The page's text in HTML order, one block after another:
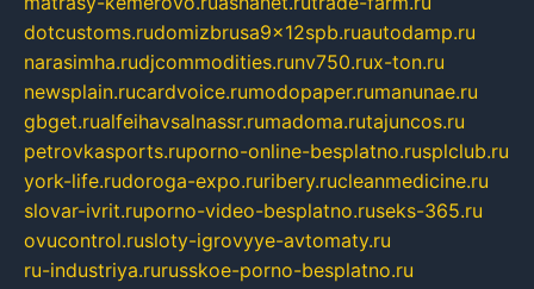
dotcustoms.rudomizbrusa9x12spb.ruautodamp.ru
narasimha.rudjcommodities.runv750.rux-ton.ru
newsplain.rucardvoice.rumodopaper.rumanunae.ru
gbget.rualfeihavsalnassr.rumadoma.rutajuncos.ru
petrovkasports.ruporno-online-besplatno.rusplclub.ru
york-life.rudoroga-expo.ruribery.rucleanmedicine.ru
slovar-ivrit.ruporno-video-besplatno.ruseks-365.ru
ovucontrol.rusloty-igrovyye-avtomaty.ru
ru-industriya.rurusskoe-porno-besplatno.ru